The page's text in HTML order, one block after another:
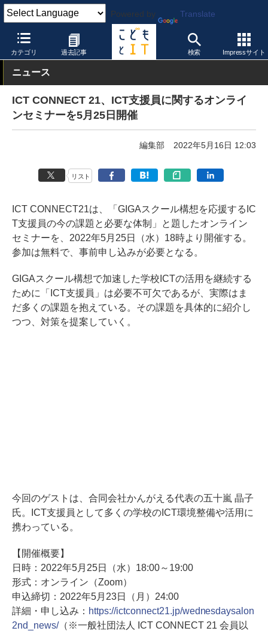
Powered by Translate
カテゴリ 過去記事 検索 Impressサイト
こどもとIT イベント・セミナー
ニュース
ICT CONNECT 21、ICT支援員に関するオンライ
ンセミナーを5月25日開催
編集部 2022年5月16日 12:03
リスト
ICT CONNECT21は、「GIGAスクール構想を応援するIC
T支援員の今の課題と必要な体制」と題したオンライン
セミナーを、2022年5月25日（水）18時より開催する。
参加は無料で、事前申し込みが必要となる。
GIGAスクール構想で加速した学校ICTの活用を継続する
ために「ICT支援員」は必要不可欠であるが、実際はま
だ多くの課題を抱えている。その課題を具体的に紹介し
つつ、対策を提案していく。
今回のゲストは、合同会社かんがえる代表の五十嵐 晶子
氏。ICT支援員として多くの学校のICT環境整備や活用に
携わっている。
【開催概要】
日時：2022年5月25日（水）18:00～19:00
形式：オンライン（Zoom）
申込締切：2022年5月23日（月）24:00
詳細・申し込み： https://ictconnect21.jp/wednesdaysalon
2nd_news/（※一般社団法人 ICT CONNECT 21 会員以